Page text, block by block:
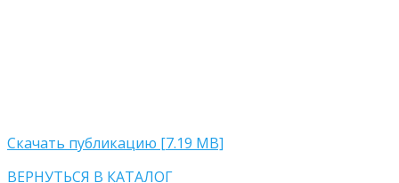
Скачать публикацию [7.19 MB]
ВЕРНУТЬСЯ В КАТАЛОГ